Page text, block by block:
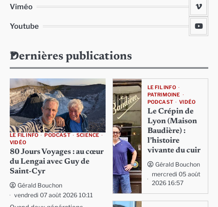
Viméo
Youtube
Dernières publications
LE FIL INFO PODCAST
SCIENCE
VIDÉO
80 Jours Voyages : au cœur
du Lengai avec Guy de
Saint-Cyr
Gérald Bouchon
vendredi 07 août 2026 10:11
LE FIL INFO
PATRIMOINE
PODCAST
VIDÉO
Le Crépin de
Lyon (Maison
Baudière) :
l’histoire
vivante du cuir
Gérald Bouchon
mercredi 05 août
2026 16:57